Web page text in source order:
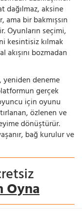
dağılmaz, aksine
bir bakmışsın
Oyunların seçimi,
kesintisiz kılmak
bozmadan
yeniden deneme
gerçek
için oyunu
özlenen ve
dönüştürür.
bağ kurulur ve
Oyna